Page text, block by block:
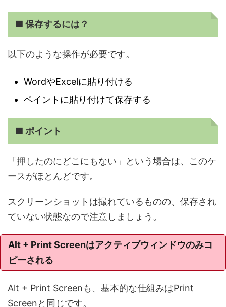
■ 保存するには？
以下のような操作が必要です。
WordやExcelに貼り付ける
ペイントに貼り付けて保存する
■ ポイント
「押したのにどこにもない」という場合は、このケ
ースがほとんどです。
スクリーンショットは撮れているものの、保存され
ていない状態なので注意しましょう。
Alt + Print Screenはアクティブウィンドウのみコ
ピーされる
Alt + Print Screenも、基本的な仕組みはPrint
Screenと同じです。